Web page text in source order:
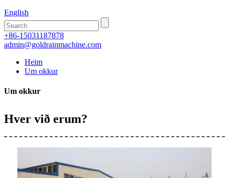
English
+86-15031187878
admin@goldrainmachine.com
Heim
Um okkur
Um okkur
Hver við erum?